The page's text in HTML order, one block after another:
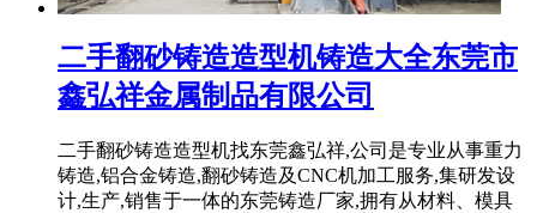
二手翻砂铸造造型机铸造大全东莞市
鑫弘祥金属制品有限公司
二手翻砂铸造造型机找东莞鑫弘祥,公司是专业从事重力
铸造,铝合金铸造,翻砂铸造及CNC机加工服务,集研发设
计,生产,销售于一体的东莞铸造厂家,拥有从材料、模具